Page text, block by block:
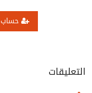
التعليقات